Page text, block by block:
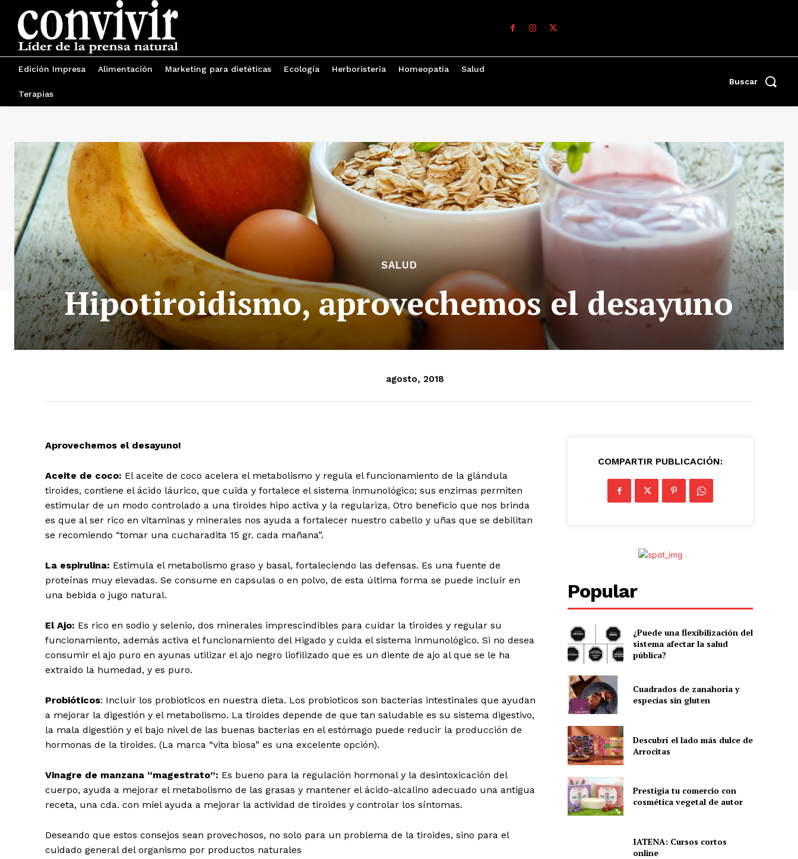
Edición Impresa Alimentación Marketing para dietéticas Ecología Herboristería Homeopatía Salud
Terapias
Buscar
SALUD
Hipotiroidismo, aprovechemos el desayuno
agosto, 2018
Aprovechemos el desayuno!
Aceite de coco: El aceite de coco acelera el metabolismo y regula el funcionamiento de la glándula
tiroides, contiene el ácido láurico, que cuida y fortalece el sistema inmunológico; sus enzimas permiten
estimular de un modo controlado a una tiroides hipo activa y la regulariza. Otro beneficio que nos brinda
es que al ser rico en vitaminas y minerales nos ayuda a fortalecer nuestro cabello y uñas que se debilitan
se recomiendo “tomar una cucharadita 15 gr. cada mañana”.
La espirulina: Estimula el metabolismo graso y basal, fortaleciendo las defensas. Es una fuente de
proteínas muy elevadas. Se consume en capsulas o en polvo, de esta última forma se puede incluir en
una bebida o jugo natural.
El Ajo: Es rico en sodio y selenio, dos minerales imprescindibles para cuidar la tiroides y regular su
funcionamiento, además activa el funcionamiento del Higado y cuida el sistema inmunológico. Si no desea
consumir el ajo puro en ayunas utilizar el ajo negro liofilizado que es un diente de ajo al que se le ha
extraído la humedad, y es puro.
Probióticos: Incluir los probioticos en nuestra dieta. Los probioticos son bacterias intestinales que ayudan
a mejorar la digestión y el metabolismo. La tiroides depende de que tan saludable es su sistema digestivo,
la mala digestión y el bajo nivel de las buenas bacterias en el estómago puede reducir la producción de
hormonas de la tiroides. (La marca “vita biosa” es una excelente opción).
Vinagre de manzana “magestrato”: Es bueno para la regulación hormonal y la desintoxicación del
cuerpo, ayuda a mejorar el metabolismo de las grasas y mantener el ácido-alcalino adecuado una antigua
receta, una cda. con miel ayuda a mejorar la actividad de tiroides y controlar los síntomas.
Deseando que estos consejos sean provechosos, no solo para un problema de la tiroides, sino para el
cuidado general del organismo por productos naturales
COMPARTIR PUBLICACIÓN:
Popular
¿Puede una flexibilización del
sistema afectar la salud
pública?
Cuadrados de zanahoria y
especias sin gluten
Descubrí el lado más dulce de
Arrocitas
Prestigia tu comercio con
cosmética vegetal de autor
IATENA: Cursos cortos
online